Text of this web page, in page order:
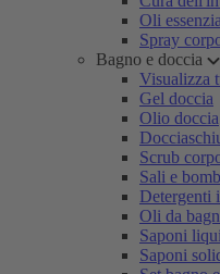
Oli
Spray
Bagno e doccia
Visualizza
Gel doccia
Olio doccia
Scrub
Sali e
Detergenti
Oli da
Saponi
Saponi